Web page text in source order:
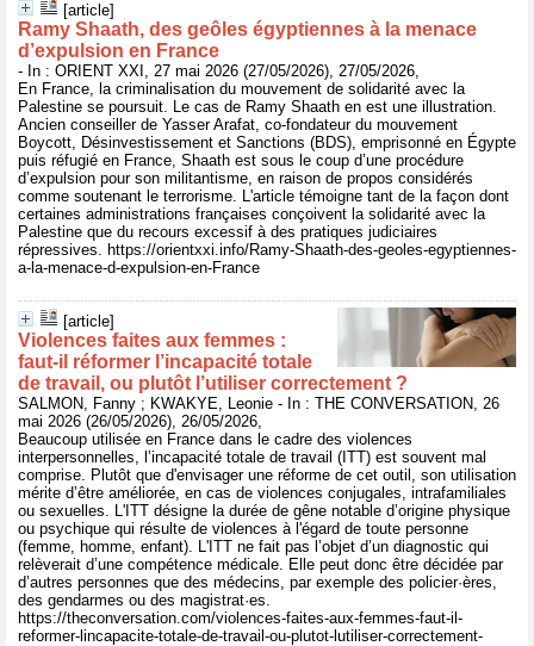
[article]
Ramy Shaath, des geôles égyptiennes à la menace
d’expulsion en France
- In : ORIENT XXI, 27 mai 2026 (27/05/2026), 27/05/2026,
En France, la criminalisation du mouvement de solidarité avec la
Palestine se poursuit. Le cas de Ramy Shaath en est une illustration.
Ancien conseiller de Yasser Arafat, co-fondateur du mouvement
Boycott, Désinvestissement et Sanctions (BDS), emprisonné en Égypte
puis réfugié en France, Shaath est sous le coup d’une procédure
d’expulsion pour son militantisme, en raison de propos considérés
comme soutenant le terrorisme. L'article témoigne tant de la façon dont
certaines administrations françaises conçoivent la solidarité avec la
Palestine que du recours excessif à des pratiques judiciaires
répressives. https://orientxxi.info/Ramy-Shaath-des-geoles-egyptiennes-
a-la-menace-d-expulsion-en-France
[article]
Violences faites aux femmes :
faut‑il réformer l’incapacité totale
de travail, ou plutôt l’utiliser correctement ?
SALMON, Fanny ; KWAKYE, Leonie - In : THE CONVERSATION, 26
mai 2026 (26/05/2026), 26/05/2026,
Beaucoup utilisée en France dans le cadre des violences
interpersonnelles, l’incapacité totale de travail (ITT) est souvent mal
comprise. Plutôt que d'envisager une réforme de cet outil, son utilisation
mérite d’être améliorée, en cas de violences conjugales, intrafamiliales
ou sexuelles. L'ITT désigne la durée de gêne notable d’origine physique
ou psychique qui résulte de violences à l'égard de toute personne
(femme, homme, enfant). L'ITT ne fait pas l’objet d’un diagnostic qui
relèverait d’une compétence médicale. Elle peut donc être décidée par
d’autres personnes que des médecins, par exemple des policier·ères,
des gendarmes ou des magistrat·es.
https://theconversation.com/violences-faites-aux-femmes-faut-il-
reformer-lincapacite-totale-de-travail-ou-plutot-lutiliser-correctement-